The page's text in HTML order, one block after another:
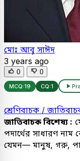
মোঃ আবু সাঈদ
3 years ago
0 0
MCQ:19 CQ:1
শ্রেণিবাচক /
জাতিবাচক বিশেষ্য :
পদার্থের সাধারণ
যেমন— মানুষ, গরু,